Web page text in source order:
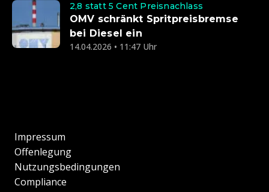
2,8 statt 5 Cent Preisnachlass
OMV schränkt Spritpreisbremse
bei Diesel ein
14.04.2026 • 11:47 Uhr
Impressum
Offenlegung
Nutzungsbedingungen
Compliance